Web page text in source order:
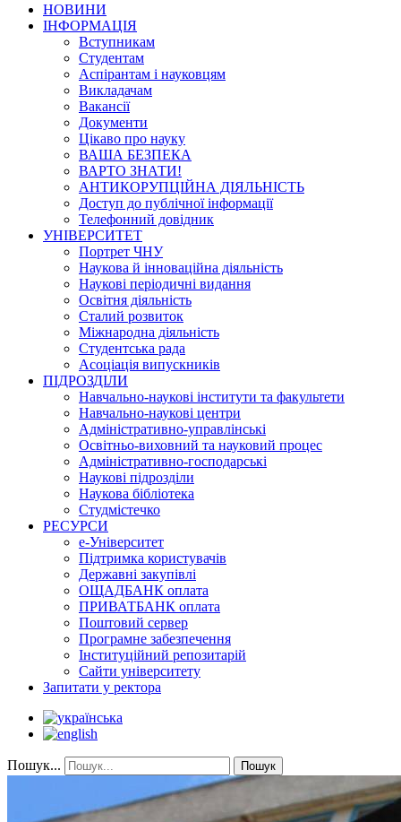
НОВИНИ
ІНФОРМАЦІЯ
Вступникам
Студентам
Аспірантам і науковцям
Викладачам
Вакансії
Документи
Цікаво про науку
ВАША БЕЗПЕКА
ВАРТО ЗНАТИ!
АНТИКОРУПЦІЙНА ДІЯЛЬНІСТЬ
Доступ до публічної інформації
Телефонний довідник
УНІВЕРСИТЕТ
Портрет ЧНУ
Наукова й інноваційна діяльність
Наукові періодичні видання
Освітня діяльність
Сталий розвиток
Міжнародна діяльність
Студентська рада
Асоціація випускників
ПІДРОЗДІЛИ
Навчально-наукові інститути та факультети
Навчально-наукові центри
Адміністративно-управлінські
Освітньо-виховний та науковий процес
Адміністративно-господарські
Наукові підрозділи
Наукова бібліотека
Студмістечко
РЕСУРСИ
е-Університет
Підтримка користувачів
Державні закупівлі
ОЩАДБАНК оплата
ПРИВАТБАНК оплата
Поштовий сервер
Програмне забезпечення
Інституційний репозитарій
Сайти університету
Запитати у ректора
Пошук... Пошук